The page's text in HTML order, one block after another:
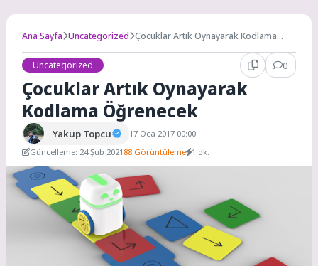
Ana Sayfa Uncategorized Çocuklar Artık Oynayarak Kodlama
Uncategorized
0
Çocuklar Artık Oynayarak
Kodlama Öğrenecek
Yakup Topcu
17 Oca 2017 00:00
Güncelleme: 24 Şub 2021 88 Görüntüleme 1 dk.